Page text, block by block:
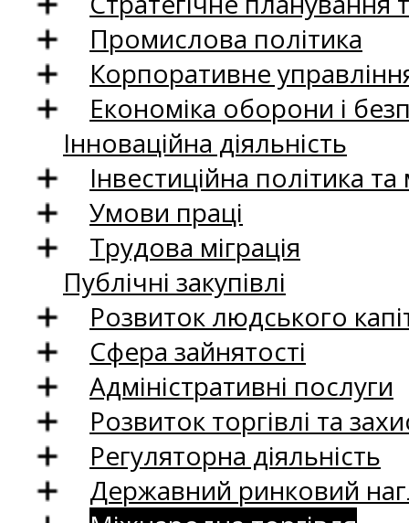
Промислова політика
Корпоративне
Економіка оборони і
Інноваційна діяльність
Інвестиційна політика
Умови праці
Трудова міграція
Публічні закупівлі
Розвиток людського
Сфера зайнятості
Адміністративні послуги
Розвиток торгівлі та
Регуляторна діяльність
Державний ринковий